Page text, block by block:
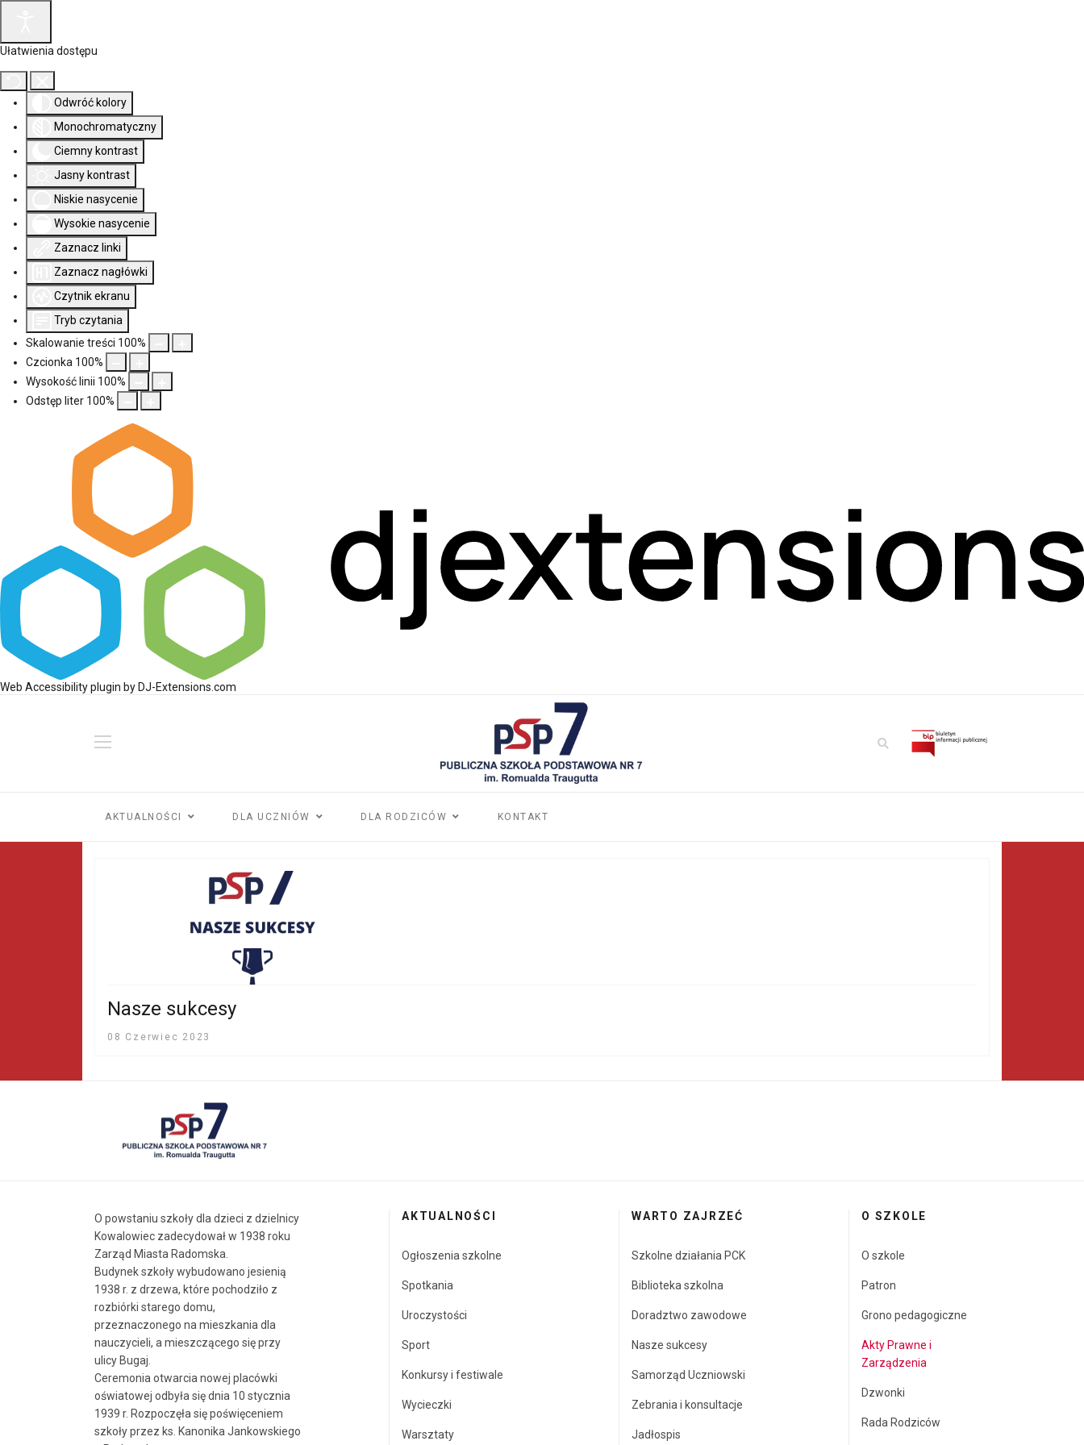
Ułatwienia dostępu
Odwróć kolory
Monochromatyczny
Ciemny kontrast
Jasny kontrast
Niskie nasycenie
Wysokie nasycenie
Zaznacz linki
Zaznacz nagłówki
Czytnik ekranu
Tryb czytania
Skalowanie treści 100%
Czcionka 100%
Wysokość linii 100%
Odstęp liter 100%
Web Accessibility plugin by DJ-Extensions.com
AKTUALNOŚCI DLA UCZNIÓW DLA RODZICÓW KONTAKT
Nasze sukcesy
08 Czerwiec 2023
O powstaniu szkoły dla dzieci z dzielnicy
Kowalowiec zadecydował w 1938 roku
Zarząd Miasta Radomska.
Budynek szkoły wybudowano jesienią
1938 r. z drzewa, które pochodziło z
rozbiórki starego domu,
przeznaczonego na mieszkania dla
nauczycieli, a mieszczącego się przy
ulicy Bugaj.
Ceremonia otwarcia nowej placówki
oświatowej odbyła się dnia 10 stycznia
1939 r. Rozpoczęła się poświęceniem
szkoły przez ks. Kanonika Jankowskiego
AKTUALNOŚCI
Ogłoszenia szkolne
Spotkania
Uroczystości
Sport
Konkursy i festiwale
Wycieczki
Warsztaty
WARTO ZAJRZEĆ
Szkolne działania PCK
Biblioteka szkolna
Doradztwo zawodowe
Nasze sukcesy
Samorząd Uczniowski
Zebrania i konsultacje
Jadłospis
O SZKOLE
O szkole
Patron
Grono pedagogiczne
Akty Prawne i
Zarządzenia
Dzwonki
Rada Rodziców